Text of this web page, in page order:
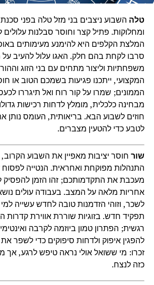
טלה השבוע ניצבים בני מזל טלה בפני
ומחלוקות. פתיל קצר וחוסר סבלנות
המלצת הקלפים היא להימנע מעימותים
סרבו לקחת בהם חלק. האגו עלול להעיב על
משפחתיות וליצור מתחים עם בני הזוג
המקצועי, ייתכנו פגיעות בשמכם הטוב או
הממונים; שמרו על קור רוח ואל תיגררו
מבחינה כלכלית, מומלץ לדחות רכישות
חוזים לשבוע הבא. בריאותית, העומס נותן
לטבע כדי להטעין מצברים.
שורחוסר יציבות מאפיין את השבוע
התנהלות מפוקחת ואחראית. הנטייה לפסוח
מעכבת את התקדמותכם; זהו הזמן
אחריות מלאה על המצב. בעבודה עולים
לשכר, וזוהי הזדמנות טובה לחדש עשייה
תפקיד חדש. בזוגיות שוררת אווירת
רגשית; הפתרון טמון ביוזמה לקרבה
להפגין איפוק ולדחות סיפוקים כדי לשפר
זכרו: מי ששואל אולי נראה טיפש לרגע, אך
כזה לנצח.